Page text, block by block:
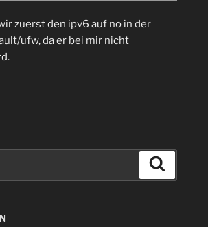
zuerst den ipv6 auf no in der
ufw, da er bei mir nicht